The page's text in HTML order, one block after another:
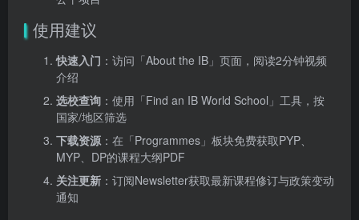
使用建议
快速入门 ：访问「About the IB」页面，阅读2分钟视频
介绍
选校查询 ：使用「Find an IB World School」工具，按
国家/地区筛选
下载资源：在「Programmes」板块免费获取PYP、
MYP、DP的课程大纲PDF
关注更新 ：订阅Newsletter获取最新课程修订与政策变动
通知